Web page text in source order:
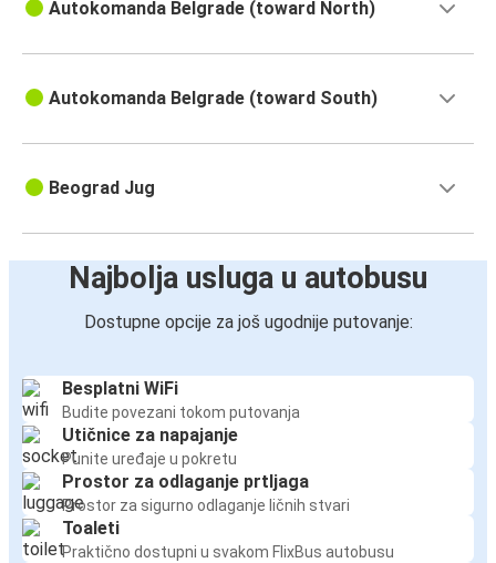
Autokomanda Belgrade (toward North)
Autokomanda Belgrade (toward South)
Beograd Jug
Najbolja usluga u autobusu
Dostupne opcije za još ugodnije putovanje:
Besplatni WiFi
Budite povezani tokom putovanja
Utičnice za napajanje
Punite uređaje u pokretu
Prostor za odlaganje prtljaga
Prostor za sigurno odlaganje ličnih stvari
Toaleti
Praktično dostupni u svakom FlixBus autobusu